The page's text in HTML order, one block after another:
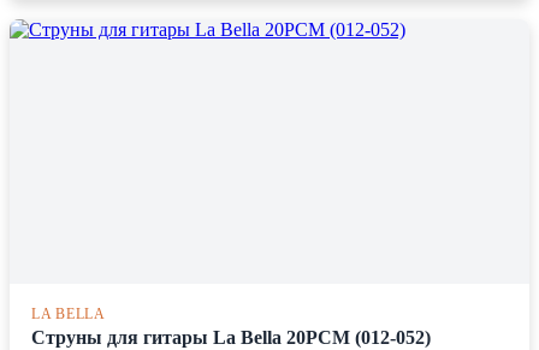
LA BELLA
Струны для гитары La Bella 20PCM (012-052)